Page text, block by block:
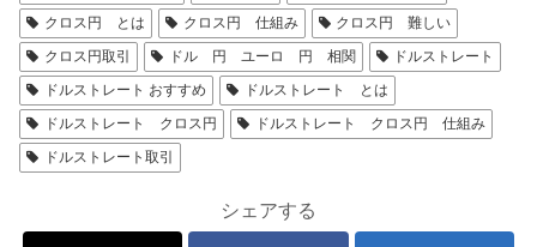
クロス円 とは
クロス円 仕組み
クロス円 難しい
クロス円取引
ドル 円 ユーロ 円 相関
ドルストレート
ドルストレート おすすめ
ドルストレート とは
ドルストレート クロス円
ドルストレート クロス円 仕組み
ドルストレート取引
シェアする